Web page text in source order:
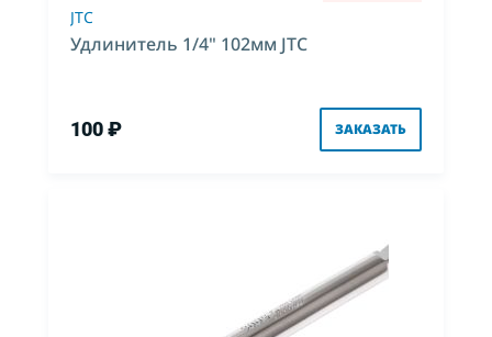
JTC
Удлинитель 1/4" 102мм JTC
100 ₽ ЗАКАЗАТЬ